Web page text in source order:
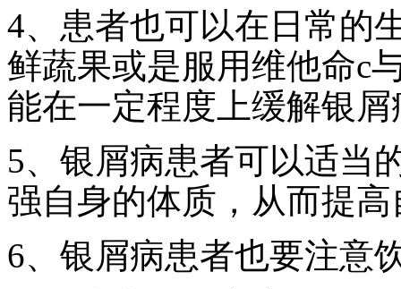
4、患者也可以在日常的
鲜蔬果或是服用维他命c
能在一定程度上缓解银
5、银屑病患者可以适当
强自身的体质，从而提
6、银屑病患者也要注意